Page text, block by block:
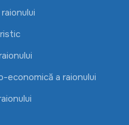
economică a raionului